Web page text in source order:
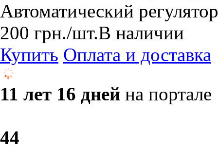
Автоматический
200 грн./шт.В наличии
Купить Оплата и доставка
11 лет 16 дней на портале
44